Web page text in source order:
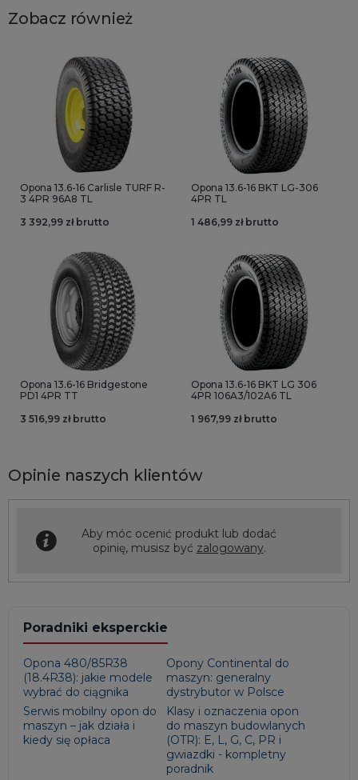
Zobacz również
Opona 13.6-16 Carlisle TURF R-
3 4PR 96A8 TL
3 392,99 zł brutto
Opona 13.6-16 BKT LG-306
4PR TL
1 486,99 zł brutto
Opona 13.6-16 Bridgestone
PD1 4PR TT
3 516,99 zł brutto
Opona 13.6-16 BKT LG 306
4PR 106A3/102A6 TL
1 967,99 zł brutto
Opinie naszych klientów
Aby móc ocenić produkt lub dodać
opinię, musisz być zalogowany.
Poradniki eksperckie
Opona 480/85R38
(18.4R38): jakie modele
wybrać do ciągnika
Opony Continental do
maszyn: generalny
dystrybutor w Polsce
Serwis mobilny opon do
maszyn – jak działa i
kiedy się opłaca
Klasy i oznaczenia opon
do maszyn budowlanych
(OTR): E, L, G, C, PR i
gwiazdki - kompletny
poradnik